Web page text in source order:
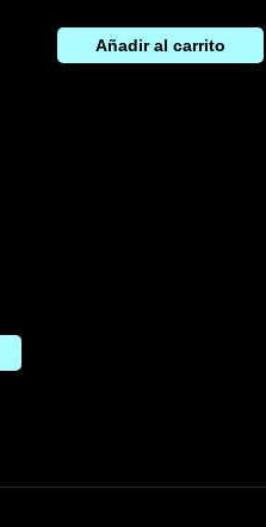
Añadir al carrito